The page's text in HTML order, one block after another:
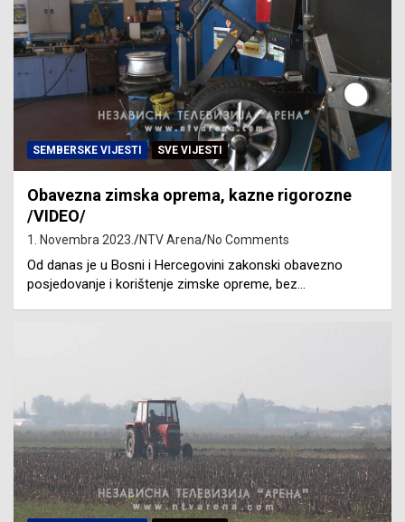
SEMBERSKE VIJESTI SVE VIJESTI
Obavezna zimska oprema, kazne rigorozne
/VIDEO/
1. Novembra 2023. NTV Arena No Comments
Od danas je u Bosni i Hercegovini zakonski obavezno
posjedovanje i korištenje zimske opreme, bez…